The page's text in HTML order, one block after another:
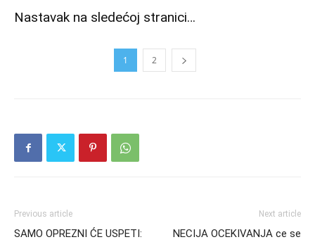
Nastavak na sledećoj stranici…
1 2
Previous article
SAMO OPREZNI ĆE USPETI:
Next article
NECIJA OCEKIVANJA ce se